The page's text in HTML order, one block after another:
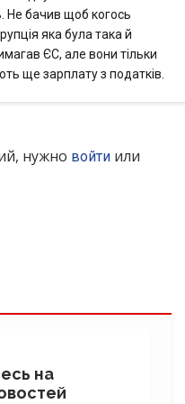
Не бачив щоб когось
яка була така й
ЄС, але вони тільки
ще зарплату з податків.
нужно войти или
на